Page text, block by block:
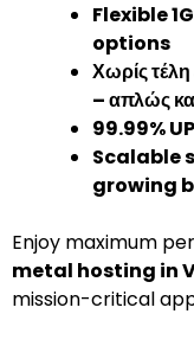
Flexible
options
Χωρίς
– απλώς
99.99%
Scalable
growing
Enjoy maximum
metal hosting in
mission-critical